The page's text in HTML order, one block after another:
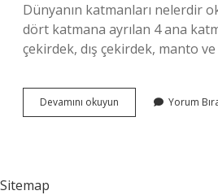
Dünyanın katmanları nelerdir
dört katmana ayrılan 4 ana
çekirdek, dış çekirdek, manto
Devamını okuyun Dünyanın
Katmanları
Yorum
Sitemap